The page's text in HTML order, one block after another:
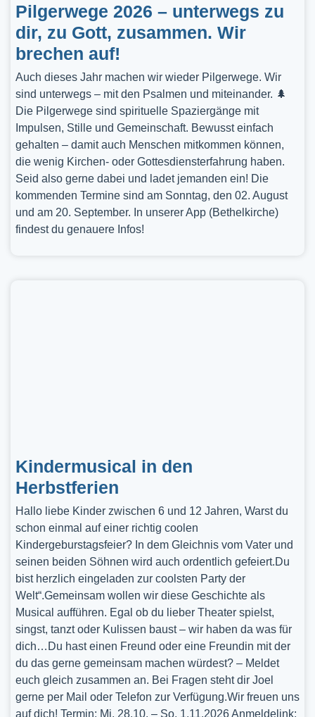
Pilgerwege 2026 – unterwegs zu
dir, zu Gott, zusammen. Wir
brechen auf!
Auch dieses Jahr machen wir wieder Pilgerwege. Wir
sind unterwegs – mit den Psalmen und miteinander. 🌲
Die Pilgerwege sind spirituelle Spaziergänge mit
Impulsen, Stille und Gemeinschaft. Bewusst einfach
gehalten – damit auch Menschen mitkommen können,
die wenig Kirchen- oder Gottesdiensterfahrung haben.
Seid also gerne dabei und ladet jemanden ein! Die
kommenden Termine sind am Sonntag, den 02. August
und am 20. September. In unserer App (Bethelkirche)
findest du genauere Infos!
Kindermusical in den
Herbstferien
Hallo liebe Kinder zwischen 6 und 12 Jahren, Warst du
schon einmal auf einer richtig coolen
Kindergeburstagsfeier? In dem Gleichnis vom Vater und
seinen beiden Söhnen wird auch ordentlich gefeiert.Du
bist herzlich eingeladen zur coolsten Party der
Welt“.Gemeinsam wollen wir diese Geschichte als
Musical aufführen. Egal ob du lieber Theater spielst,
singst, tanzt oder Kulissen baust – wir haben da was für
dich…Du hast einen Freund oder eine Freundin mit der
du das gerne gemeinsam machen würdest? – Meldet
euch gleich zusammen an. Bei Fragen steht dir Joel
gerne per Mail oder Telefon zur Verfügung.Wir freuen uns
auf dich! Termin: Mi, 28.10. – So, 1.11.2026 Anmeldelink: